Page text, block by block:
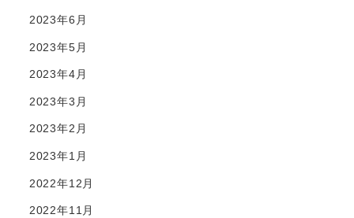
2023年6月
2023年5月
2023年4月
2023年3月
2023年2月
2023年1月
2022年12月
2022年11月